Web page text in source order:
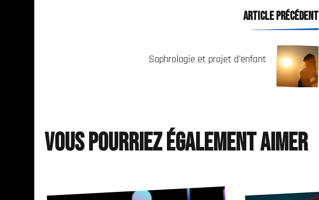
ARTICLE PRÉCÉDENT
Sophrologie et projet d’enfant
Vous pourriez également aimer